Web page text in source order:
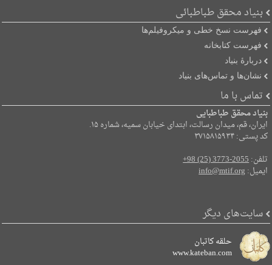
بنیاد محقق طباطبائی
فهرست نسخ خطی و میکروفیلم‌ها
فهرست کتابخانه
دربارۀ بنیاد
نشان‌ها و تماس‌های بنیاد
تماس با ما
بنیاد محقق طباطبایی
ایران، قم، میدان رسالت، ابتدای خیابان سمیه، شماره ۱۵.
کد پستی: ۳۷۱۵۸۱۵۹۳۴
تلفن:+98 (25) 3773-2055
ایمیل:info@mtif.org
سایت‌های دیگر
حلقه کاتبان
www.kateban.com